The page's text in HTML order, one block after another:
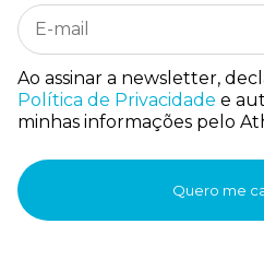
Ao assinar a newsletter,
Política de Privacidade e
minhas informações pelo
Quero me